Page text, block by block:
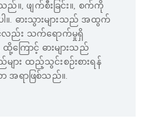
ည်။, ဖျက်စီးခြင်း။, စက်ကို
ါ။. ဓားသွားများသည် အထွက်
လည်း သက်ရောက်မှုရှိ
ကြောင့် ဓားများသည်
ျား ထည့်သွင်းစဉ်းစားရန်
အရာဖြစ်သည်။.